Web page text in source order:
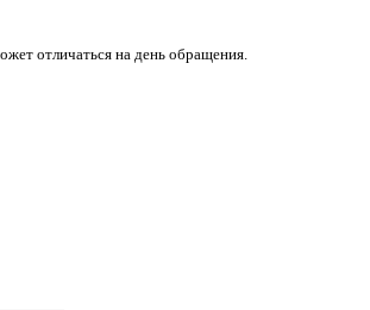
отличаться на день обращения.